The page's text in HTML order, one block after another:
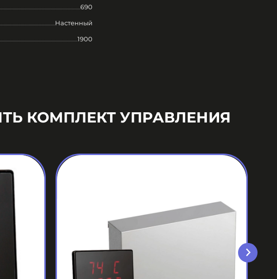
690
Настенный
1900
КОМПЛЕКТ УПРАВЛЕНИЯ